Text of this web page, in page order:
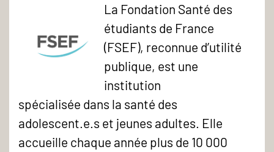
FSEF
La Fondation Santé des
étudiants de France
(FSEF), reconnue d’utilité
publique, est une
institution
spécialisée dans la santé des
adolescent.e.s et jeunes adultes. Elle
accueille chaque année plus de 10 000